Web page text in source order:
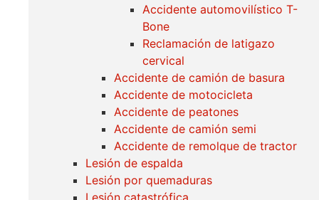
Accidente automovilístico T-
Bone
Reclamación de latigazo
cervical
Accidente de camión de basura
Accidente de motocicleta
Accidente de peatones
Accidente de camión semi
Accidente de remolque de tractor
Lesión de espalda
Lesión por quemaduras
Lesión catastrófica